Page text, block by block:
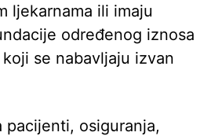
ljekarnama ili imaju
određenog iznosa
se nabavljaju izvan
pacijenti, osiguranja,